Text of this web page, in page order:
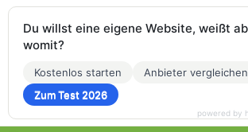
Du willst eine eigene Website, weißt
womit?
Kostenlos starten
Anbieter vergleichen
Zum Test 2026
powered by